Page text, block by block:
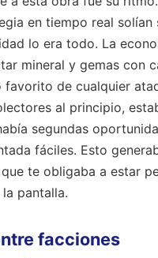
en tiempo real solían
lo era todo. La
mineral y gemas con
favorito de cualquier
al principio,
segundas
fáciles. Esto
te obligaba a estar
pantalla.
facciones